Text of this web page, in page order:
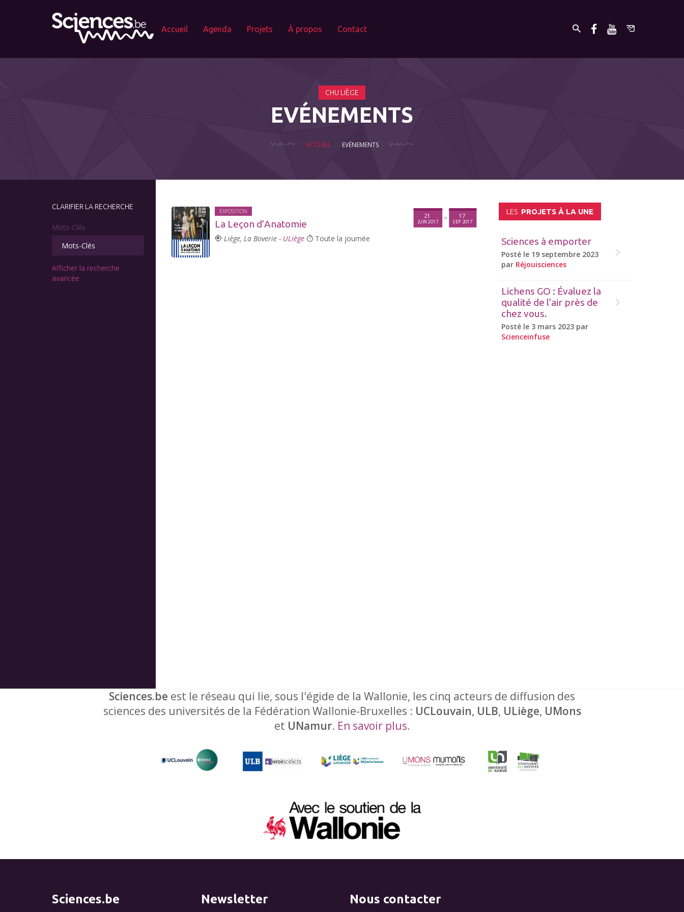
Accueil Agenda Projets À propos Contact
CHU LIÈGE
EVÉNEMENTS
ACCUEIL EVÉNEMENTS
CLARIFIER LA RECHERCHE
Mots-Clés
Afficher la recherche
avancée
EXPOSITION
La Leçon d’Anatomie
21
JUIN 2017
> 17
SEP 2017
Liège, La Boverie - ULiège Toute la journée
LES PROJETS À LA UNE
Sciences à emporter
Posté le 19 septembre 2023
par Réjouisciences
Lichens GO : Évaluez la
qualité de l’air près de
chez vous.
Posté le 3 mars 2023 par
Scienceinfuse
Sciences.be est le réseau qui lie, sous l'égide de la Wallonie, les cinq acteurs de diffusion des
sciences des universités de la Fédération Wallonie-Bruxelles : UCLouvain, ULB, ULiège, UMons
et UNamur. En savoir plus.
Sciences.be Newsletter Nous contacter